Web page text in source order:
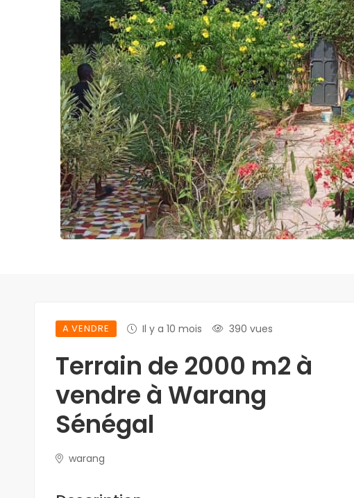
A VENDRE Il y a 10 mois 390 vues
Terrain de 2000 m2 à
vendre à Warang
Sénégal
warang